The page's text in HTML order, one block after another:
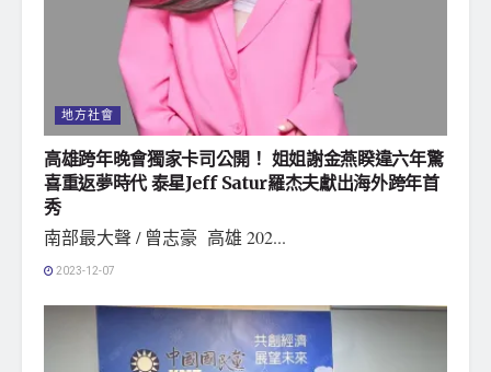
地方社會
高雄跨年晚會獨家卡司公開！ 姐姐謝金燕睽違六年驚
喜重返夢時代 泰星Jeff Satur羅杰夫獻出海外跨年首
秀
南部最大聲 / 曾志豪 高雄 202...
2023-12-07